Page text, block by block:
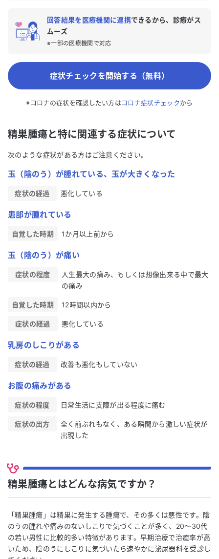
回答結果を医療機関に連携できるから、診療がス
ムーズ
※一部の医療機関で対応
症状チェックを開始する（無料）
※コロナの症状を確認したい方はコロナ症状チェックから
精巣腫瘍と特に関連する症状について
次のような症状がある方はご注意ください。
玉（陰のう）が腫れている、玉が大きくなった
症状の経過 悪化している
患部が腫れている
自覚した時期 1か月以上前から
玉（陰のう）が痛い
症状の程度
人生最大の痛み、もしくは想像出来る中で最大
の痛み
自覚した時期 12時間以内から
症状の経過 悪化している
乳房のしこりがある
症状の経過 改善も悪化もしていない
お腹の痛みがある
症状の程度 日常生活に支障が出る程度に痛む
症状の出方
全く前ぶれもなく、ある瞬間から激しい症状が
出現した
精巣腫瘍とはどんな病気ですか？
「精巣腫瘍」は精巣に発生する腫瘍で、その多くは悪性です。陰
のうの腫れや痛みのないしこりで気づくことが多く、20〜30代
の若い男性に比較的多い特徴があります。早期治療で治癒率が高
いため、陰のうにしこりに気づいたら速やかに泌尿器科を受診し